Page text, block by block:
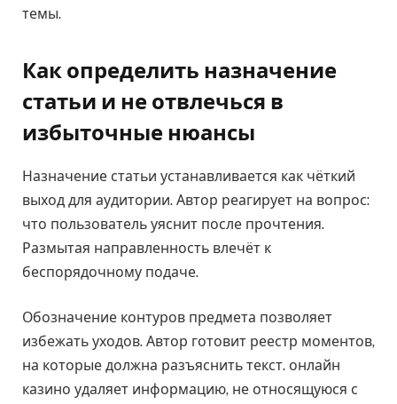
темы.
Как определить назначение
статьи и не отвлечься в
избыточные нюансы
Назначение статьи устанавливается как чёткий
выход для аудитории. Автор реагирует на вопрос:
что пользователь уяснит после прочтения.
Размытая направленность влечёт к
беспорядочному подаче.
Обозначение контуров предмета позволяет
избежать уходов. Автор готовит реестр моментов,
на которые должна разъяснить текст. онлайн
казино удаляет информацию, не относящуюся с